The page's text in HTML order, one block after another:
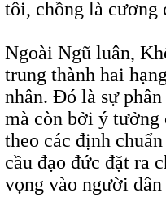
tôi, chồng là cương
Ngoài Ngũ luân,
trung thành hai
nhân. Ðó là sự
mà còn bởi ý tưởng
theo các định
cầu đạo đức đặt ra
vọng vào người